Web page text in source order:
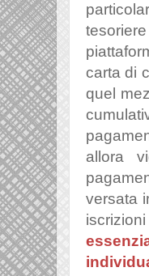
carta di
quel
allora
versata